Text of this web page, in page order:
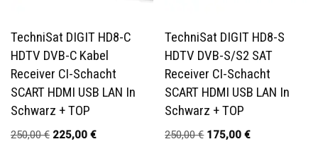
TechniSat DIGIT HD8-C
HDTV DVB-C Kabel
Receiver CI-Schacht
SCART HDMI USB LAN In
Schwarz + TOP
250,00€ 225,00 €
TechniSat DIGIT HD8-S
HDTV DVB-S/S2 SAT
Receiver CI-Schacht
SCART HDMI USB LAN In
Schwarz + TOP
250,00€ 175,00€